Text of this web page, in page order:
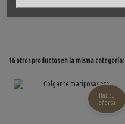
16 otros productos en la misma categoría:
Haz tu
oferta